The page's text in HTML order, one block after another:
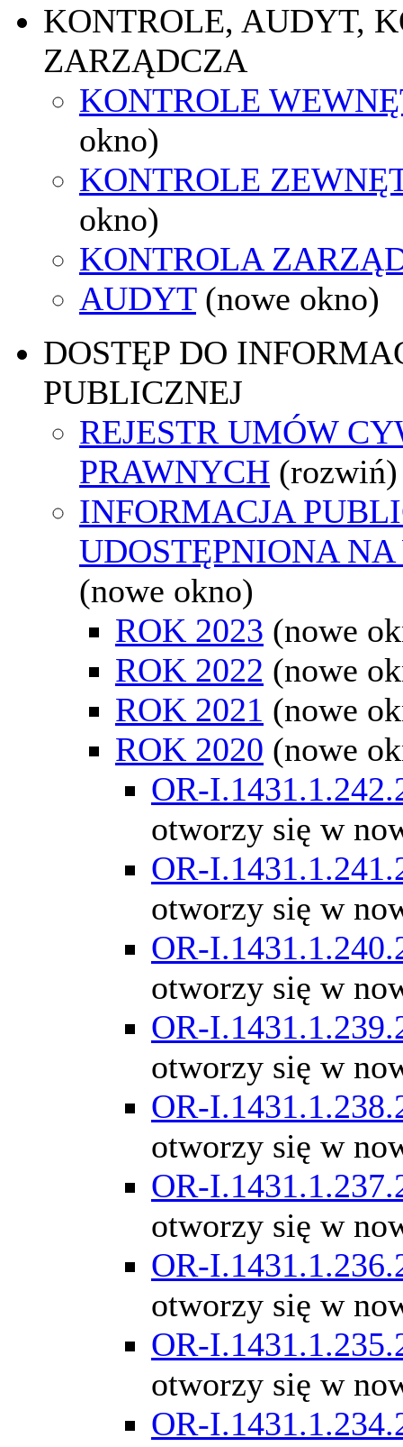
KONTROLE, AUDYT,
ZARZĄDCZA
KONTROLE
okno)
KONTROLE
okno)
KONTROLA
AUDYT (nowe okno)
DOSTĘP DO
PUBLICZNEJ
REJESTR UMÓW
PRAWNYCH (rozwiń)
INFORMACJA
UDOSTĘPNIONA
(nowe okno)
ROK 2023 (nowe
ROK 2022 (nowe
ROK 2021 (nowe
ROK 2020 (nowe
OR-
otworzy się w
OR-
otworzy się w
OR-
otworzy się w
OR-
otworzy się w
OR-
otworzy się w
OR-
otworzy się w
OR-
otworzy się w
OR-
otworzy się w
OR-